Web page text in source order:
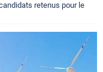
retenus pour le